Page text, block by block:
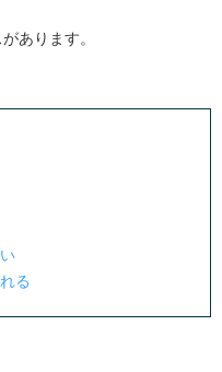
きる？
あります。
る